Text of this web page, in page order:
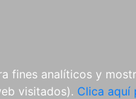
fines analíticos y
visitados). Clica aquí